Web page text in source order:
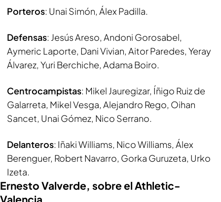
Porteros: Unai Simón, Álex Padilla.
Defensas: Jesús Areso, Andoni Gorosabel,
Aymeric Laporte, Dani Vivian, Aitor Paredes, Yeray
Álvarez, Yuri Berchiche, Adama Boiro.
Centrocampistas: Mikel Jauregizar, Íñigo Ruiz de
Galarreta, Mikel Vesga, Alejandro Rego, Oihan
Sancet, Unai Gómez, Nico Serrano.
Delanteros: Iñaki Williams, Nico Williams, Álex
Berenguer, Robert Navarro, Gorka Guruzeta, Urko
Izeta.
Ernesto Valverde, sobre el Athletic-
Valencia